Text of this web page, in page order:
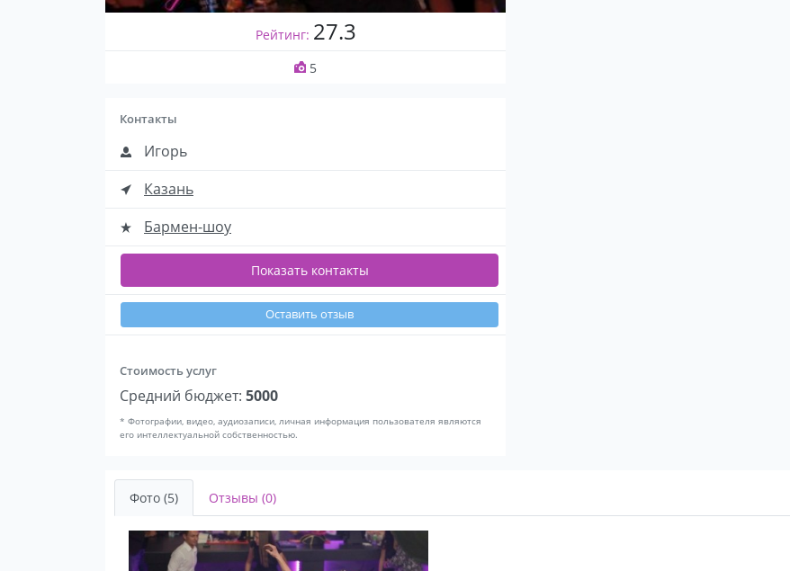
Рейтинг: 27.3
5
Контакты
Игорь
Казань
Бармен-шоу
Показать контакты
Оставить отзыв
Стоимость услуг
Средний бюджет: 5000
* Фотографии, видео, аудиозаписи, личная информация пользователя являются
его интеллектуальной собственностью.
Фото (5) Отзывы (0)